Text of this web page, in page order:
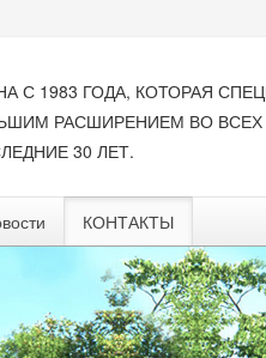
С 1983 ГОДА, КОТОРАЯ
РАСШИРЕНИЕМ ВО
30 ЛЕТ.
КОНТАКТЫ